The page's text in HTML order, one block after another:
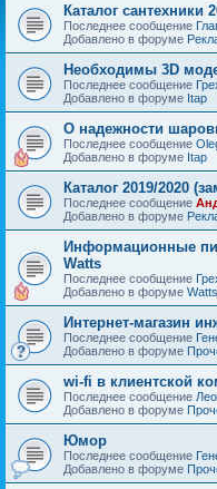
Каталог сантехники
Последнее сообщение
Добавлено в форуме
Необходимы 3D
Последнее сообщение
Добавлено в форуме Itap
О надежности
Последнее сообщение
Добавлено в форуме Itap
Каталог 2019/2020
Последнее сообщение
Добавлено в форуме
Информационные
Watts
Последнее сообщение
Добавлено в форуме Watts
Интернет-магазин
Последнее сообщение
Добавлено в форуме
wi-fi в клиентской
Последнее сообщение
Добавлено в форуме
Юмор
Последнее сообщение
Добавлено в форуме